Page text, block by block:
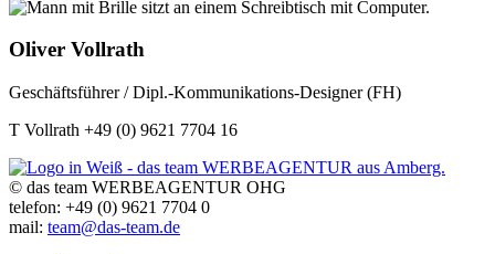
Oliver Vollrath
Geschäftsführer / Dipl.-Kommunikations-Designer (FH)
T Vollrath +49 (0) 9621 7704 16
© das team WERBEAGENTUR OHG
telefon: +49 (0) 9621 7704 0
mail: team@das-team.de